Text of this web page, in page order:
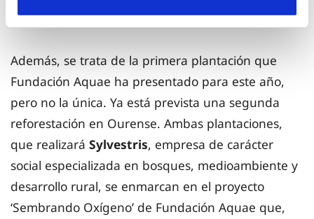
septiembre de 2019 a consecuencia de la DANA”.
Además, se trata de la primera plantación que
Fundación Aquae ha presentado para este año,
pero no la única. Ya está prevista una segunda
reforestación en Ourense. Ambas plantaciones,
que realizará Sylvestris, empresa de carácter
social especializada en bosques, medioambiente y
desarrollo rural, se enmarcan en el proyecto
‘Sembrando Oxígeno’ de Fundación Aquae que,